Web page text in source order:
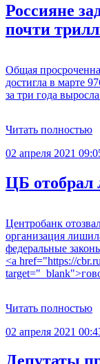
Россияне
почти
Общая
достигла в марте
за три года
Читать полностью
02 апреля 2021
ЦБ отобрал
Центробанк
организация
федеральные
<a href="https://
Читать полностью
02 апреля 2021